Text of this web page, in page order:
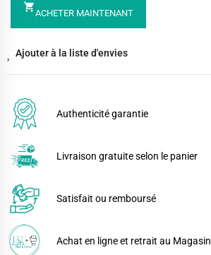
shopping_cartACHETER MAINTENANT
Ajouter à la liste d'envies
Authenticité garantie
Livraison gratuite selon le panier
Satisfait ou remboursé
Achat en ligne et retrait au Magasin